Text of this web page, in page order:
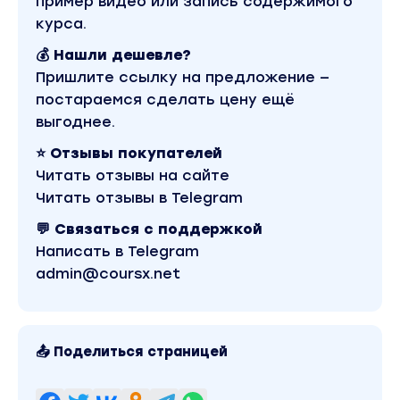
детям.
Вы находитесь на странице товара «Вера
входит в рубрику «Скоро». Другие материалы
поиск по сайту.
курса.
💰 Нашли дешевле?
Пришлите ссылку на предложение —
постараемся сделать цену ещё
выгоднее.
⭐ Отзывы покупателей
Читать отзывы на сайте
Читать отзывы в Telegram
💬 Связаться с поддержкой
Написать в Telegram
admin@coursx.net
📤 Поделиться страницей